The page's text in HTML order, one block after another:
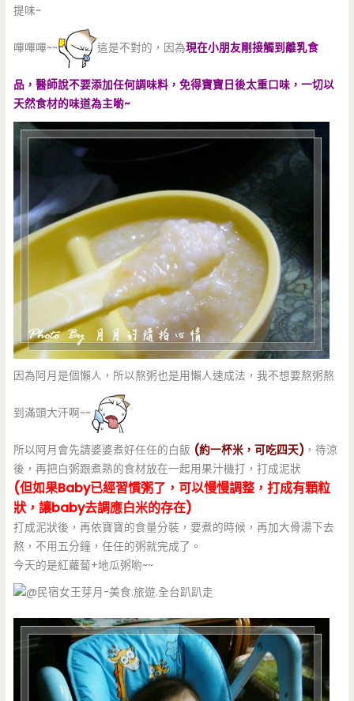
提味~
嗶嗶嗶~~ 這是不對的，因為現在小朋友剛接觸到離乳食
品，醫師說不要添加任何調味料，免得寶寶日後太重口味，一切以
天然食材的味道為主喲~
因為阿月是個懶人，所以熬粥也是用懶人速成法，我不想要熬粥熬
到滿頭大汗啊~~
所以阿月會先請婆婆煮好任任的白飯 (約一杯米，可吃四天) ，待涼
後，再把白粥跟煮熟的食材放在一起用果汁機打，打成泥狀
(但如果Baby已經習慣粥了，可以慢慢調整，打成有顆粒
狀，讓baby去調應白米的存在)
打成泥狀後，再依寶寶的食量分裝，要煮的時候，再加大骨湯下去
熬，不用五分鐘，任任的粥就完成了。
今天的是紅蘿蔔+地瓜粥喲~~